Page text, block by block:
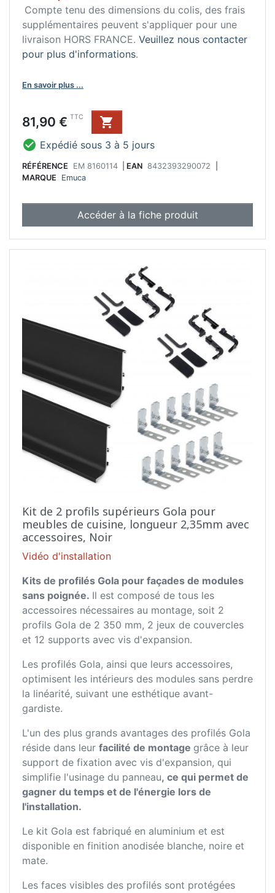
Compte tenu des dimensions du colis, des frais
supplémentaires peuvent s'appliquer pour une
livraison HORS FRANCE. Veuillez nous contacter
pour plus d'informations.
En savoir plus ...
Prix
81,90 € TTC

 Expédié sous 3 à 5 jours
RÉFÉRENCE EM 8160114 EAN 8432393290072
MARQUE
Emuca
Accéder à la fiche produit
Kit de 2 profils supérieurs Gola pour
meubles de cuisine, longueur 2,35mm avec
accessoires, Noir
Vidéo d'installation
Kits de profilés Gola pour façades de modules
sans poignée. Il est composé de tous les
accessoires nécessaires au montage, soit 2
profils Gola de 2 350 mm, 2 jeux de couvercles
et 12 supports avec vis d'expansion.
Les profilés Gola, ainsi que leurs accessoires,
optimisent les intérieurs des modules sans perdre
la linéarité, suivant une esthétique avant-
gardiste.
L'un des plus grands avantages des profilés Gola
réside dans leur facilité de montage grâce à leur
support de fixation avec vis d'expansion, qui
simplifie l'usinage du panneau, ce qui permet de
gagner du temps et de l'énergie lors de
l'installation.
Le kit Gola est fabriqué en aluminium et est
disponible en finition anodisée blanche, noire et
mate.
Les faces visibles des profilés sont protégées